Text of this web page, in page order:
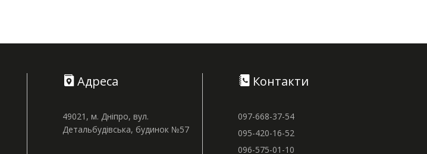
Адреса
49021, м. Дніпро, вул.
Детальбудівська, будинок №57
Контакти
097-668-37-54
095-420-16-52
096-575-01-10